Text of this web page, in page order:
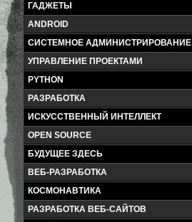
ГАДЖЕТЫ
ANDROID
СИСТЕМНОЕ АДМИНИСТРИРОВАНИЕ
УПРАВЛЕНИЕ ПРОЕКТАМИ
PYTHON
РАЗРАБОТКА
ИСКУССТВЕННЫЙ ИНТЕЛЛЕКТ
OPEN SOURCE
БУДУЩЕЕ ЗДЕСЬ
ВЕБ-РАЗРАБОТКА
КОСМОНАВТИКА
РАЗРАБОТКА ВЕБ-САЙТОВ